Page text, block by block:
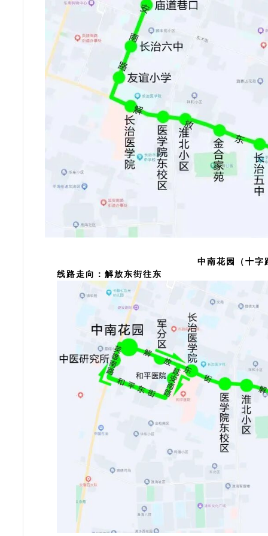
中南花园（十
线路走向： 解放东街往东